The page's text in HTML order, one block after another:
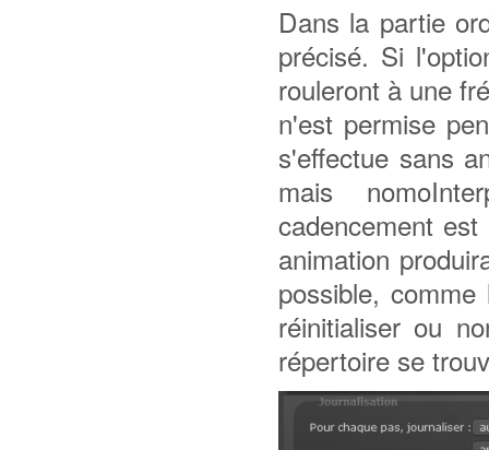
Dans la partie
précisé. Si
rouleront à une
n'est permise
s'effectue sans
mais
cadencement
animation
possible,
réinitialiser ou
répertoire se